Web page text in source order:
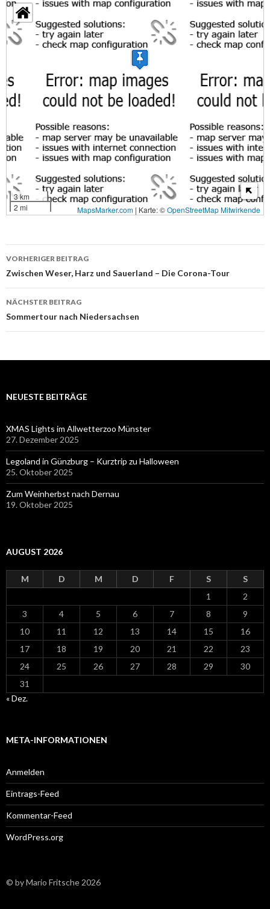
3 km
2 mi
MapsMarker.com | Karte: ©OpenStreetMap Mitwirkende
Beitragsnavigation
VORHERIGER BEITRAG
Zwischen Weser, Harz und Sauerland – Die Corona-Tour
NÄCHSTER BEITRAG
Sommertour nach Niedersachsen
NEUESTE BEITRÄGE
XMAS Lights im Allwetterzoo Münster
27. Dezember 2025
Legoland in Günzburg – Kurztrip zu Halloween
25. Oktober 2025
Zum Weinherbst nach Dernau
19. Oktober 2025
AUGUST 2026
M D M D F S
S
1
2
3
4 5 6 7 8
9
10
11 12 13 14 15
16
17
18 19 20 21 22
23
24
25 26 27 28 29
30
31
« Dez.
META-INFORMATIONEN
Anmelden
Eintrags-Feed
Kommentar-Feed
WordPress.org
© by Mario Fritsche 2026